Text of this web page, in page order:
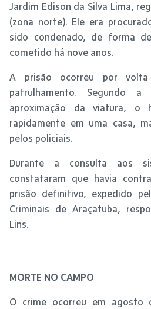
Jardim Edison da Silva Lima,
(zona norte). Ele era
sido condenado, de forma
cometido há nove anos.
A prisão ocorreu por
patrulhamento. Segundo
aproximação da viatura, o
rapidamente em uma casa,
pelos policiais.
Durante a consulta aos
constataram que havia
prisão definitivo, expedido
Criminais de Araçatuba,
Lins.
MORTE NO CAMPO
O crime ocorreu em agosto